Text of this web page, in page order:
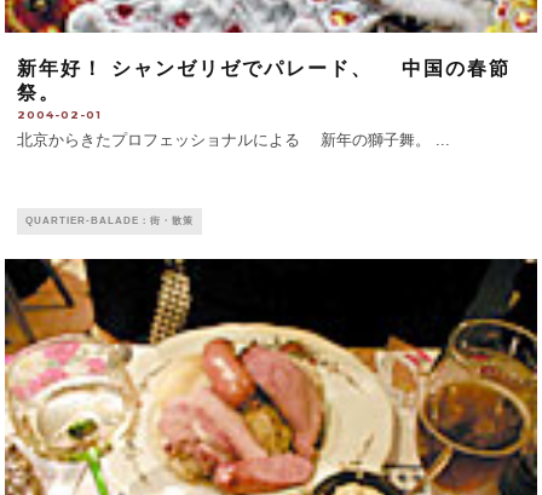
新年好！ シャンゼリゼでパレード、 中国の春節
祭。
2004-02-01
北京からきたプロフェッショナルによる 新年の獅子舞。 ...
QUARTIER-BALADE：街・散策